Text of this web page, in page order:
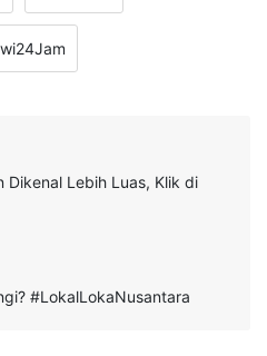
Dikenal Lebih Luas, Klik di
#LokalLokaNusantara